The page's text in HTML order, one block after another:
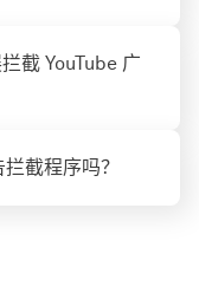
截 YouTube 广
截程序吗？